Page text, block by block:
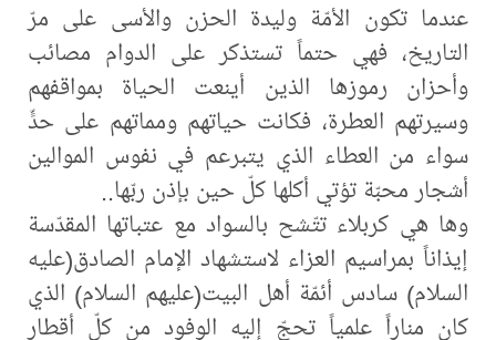
عندما تكون الأمّة وليدة الحزن والأسى على مرّ
التاريخ، فهي حتماً تستذكر على الدوام مصائب
وأحزان رموزها الذين أينعت الحياة بمواقفهم
وسيرتهم العطرة، فكانت حياتهم ومماتهم على حدٍّ
سواء من العطاء الذي يتبرعم في نفوس الموالين
أشجار محبّة تؤتي أكلها كلّ حين بإذن ربّها..
وها هي كربلاء تتّشح بالسواد مع عتباتها المقدّسة
إيذاناً بمراسيم العزاء لاستشهاد الإمام الصادق(عليه
السلام) سادس أئمّة أهل البيت(عليهم السلام) الذي
كان مناراً علمياً تحجّ إليه الوفود من كلّ أقطار